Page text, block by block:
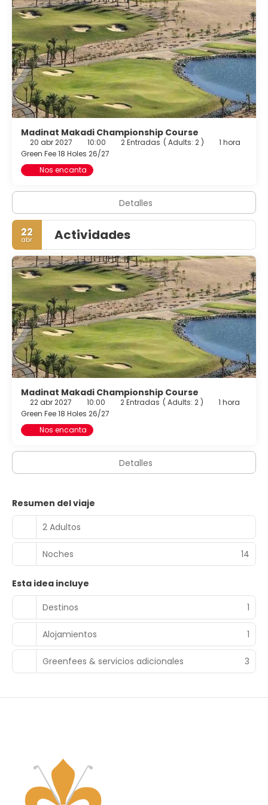
Madinat Makadi Championship Course
20 abr 2027 10:00 2 Entradas ( Adults: 2 )
1 hora
Green Fee 18 Holes 26/27
Nos encanta
Detalles
22
abr Actividades
Madinat Makadi Championship Course
22 abr 2027 10:00 2 Entradas ( Adults: 2 )
1 hora
Green Fee 18 Holes 26/27
Nos encanta
Detalles
Resumen del viaje
2 Adultos
Noches 14
Esta idea incluye
Destinos
1
Alojamientos 1
Greenfees & servicios adicionales 3